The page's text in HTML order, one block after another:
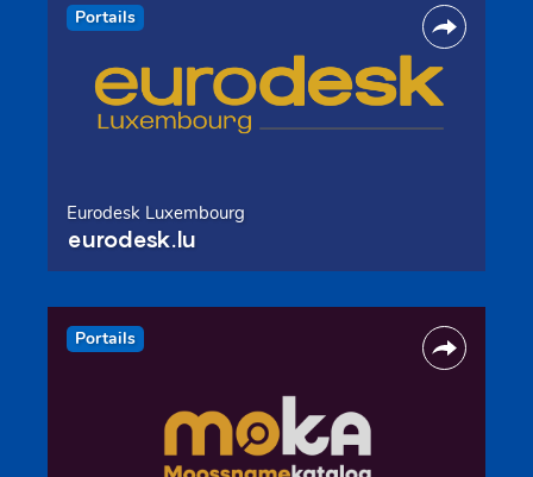
Portails
Eurodesk Luxembourg
eurodesk.lu
Portails